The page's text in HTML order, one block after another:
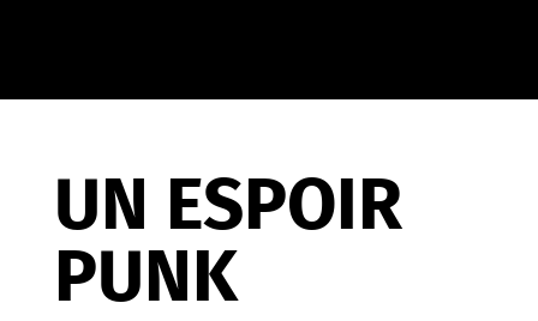
UN ESPOIR
PUNK